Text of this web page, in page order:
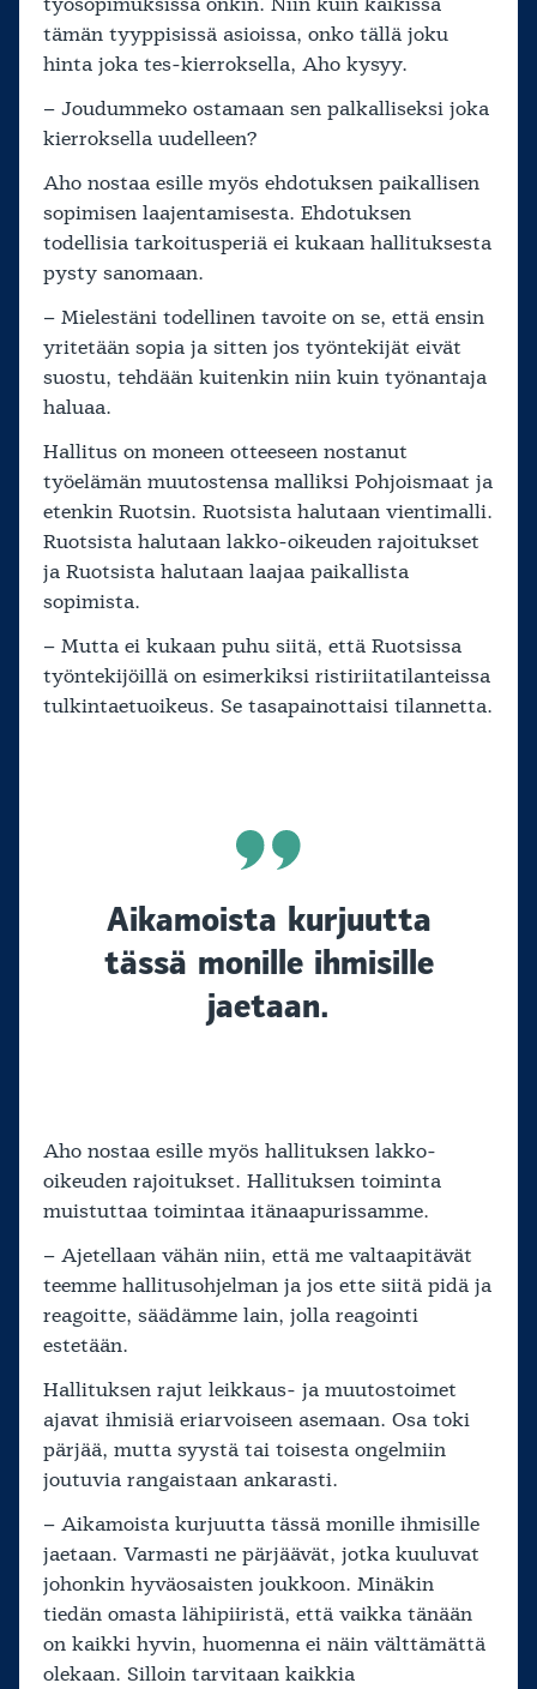
tämän tyyppisissä asioissa, onko tällä joku
hinta joka tes-kierroksella, Aho kysyy.
– Joudummeko ostamaan sen palkalliseksi joka
kierroksella uudelleen?
Aho nostaa esille myös ehdotuksen paikallisen
sopimisen laajentamisesta. Ehdotuksen
todellisia tarkoitusperiä ei kukaan hallituksesta
pysty sanomaan.
– Mielestäni todellinen tavoite on se, että ensin
yritetään sopia ja sitten jos työntekijät eivät
suostu, tehdään kuitenkin niin kuin työnantaja
haluaa.
Hallitus on moneen otteeseen nostanut
työelämän muutostensa malliksi Pohjoismaat ja
etenkin Ruotsin. Ruotsista halutaan vientimalli.
Ruotsista halutaan lakko-oikeuden rajoitukset
ja Ruotsista halutaan laajaa paikallista
sopimista.
– Mutta ei kukaan puhu siitä, että Ruotsissa
työntekijöillä on esimerkiksi ristiriitatilanteissa
tulkintaetuoikeus. Se tasapainottaisi tilannetta.
Aikamoista kurjuutta
tässä monille ihmisille
jaetaan.
Aho nostaa esille myös hallituksen lakko-
oikeuden rajoitukset. Hallituksen toiminta
muistuttaa toimintaa itänaapurissamme.
– Ajetellaan vähän niin, että me valtaapitävät
teemme hallitusohjelman ja jos ette siitä pidä ja
reagoitte, säädämme lain, jolla reagointi
estetään.
Hallituksen rajut leikkaus- ja muutostoimet
ajavat ihmisiä eriarvoiseen asemaan. Osa toki
pärjää, mutta syystä tai toisesta ongelmiin
joutuvia rangaistaan ankarasti.
– Aikamoista kurjuutta tässä monille ihmisille
jaetaan. Varmasti ne pärjäävät, jotka kuuluvat
johonkin hyväosaisten joukkoon. Minäkin
tiedän omasta lähipiiristä, että vaikka tänään
on kaikki hyvin, huomenna ei näin välttämättä
olekaan. Silloin tarvitaan kaikkia